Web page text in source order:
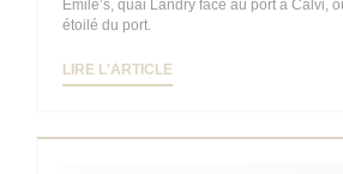
Emile’s, quai Landry face au port à Calvi,
étoilé du port.
LIRE L'ARTICLE